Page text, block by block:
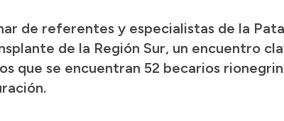
de referentes y especialistas de la
de la Región Sur, un encuentro
que se encuentran 52 becarios